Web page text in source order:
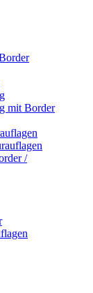
mit Border
/